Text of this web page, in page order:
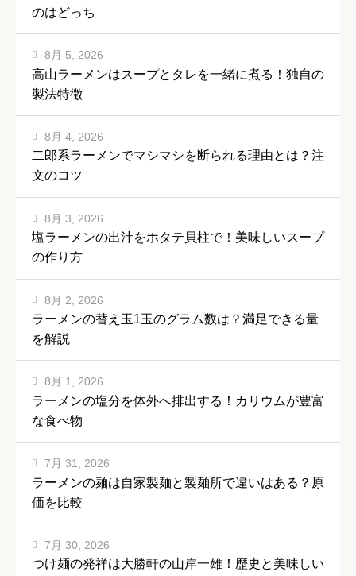
のはどっち
高山ラーメンはスープとタレを一緒に煮る！独自の
製法特徴
8月 5, 2026
二郎系ラーメンでマシマシを断られる理由とは？注
文のコツ
8月 4, 2026
塩ラーメンの出汁をホタテ貝柱で！美味しいスープ
の作り方
8月 3, 2026
ラーメンの替え玉1玉のグラム数は？満足できる量
を解説
8月 2, 2026
ラーメンの塩分を体外へ排出する！カリウムが豊富
な食べ物
8月 1, 2026
ラーメンの麺は自家製麺と製麺所で違いはある？原
価を比較
7月 31, 2026
つけ麺の発祥は大勝軒の山岸一雄！歴史と美味しい
7月 30, 2026